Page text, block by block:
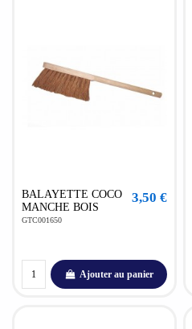
BALAYETTE COCO
MANCHE BOIS
GTC001650
3,50 €
Ajouter au panier